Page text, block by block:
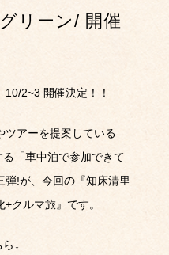
リーン/ 開催
10/2~3 開催決定！！
ツアーを提案している
る「車中泊で参加できて
弾!が、今回の『知床清里
+クルマ旅』です。
↓